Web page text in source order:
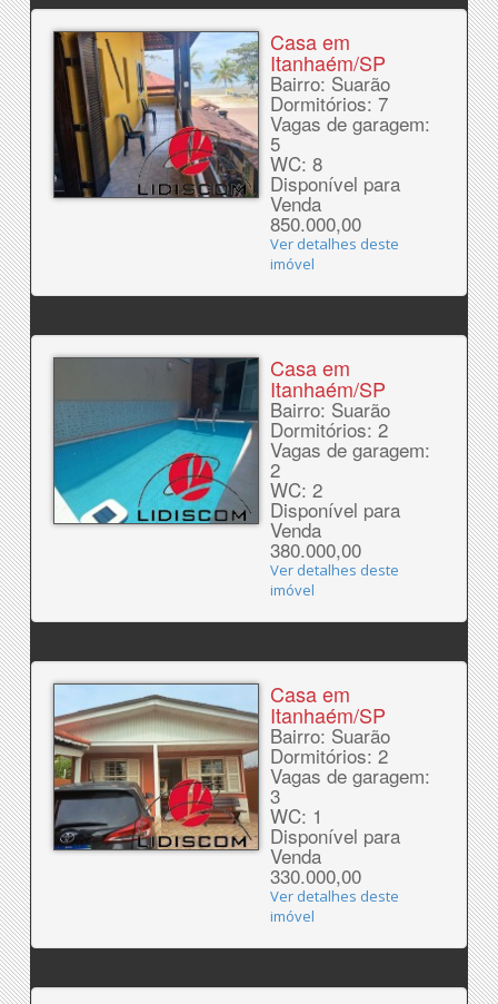
Casa em
Itanhaém/SP
Bairro: Suarão
Dormitórios: 7
Vagas de garagem:
5
WC: 8
Disponível para
Venda
850.000,00
Ver detalhes deste
imóvel
Casa em
Itanhaém/SP
Bairro: Suarão
Dormitórios: 2
Vagas de garagem:
2
WC: 2
Disponível para
Venda
380.000,00
Ver detalhes deste
imóvel
Casa em
Itanhaém/SP
Bairro: Suarão
Dormitórios: 2
Vagas de garagem:
3
WC: 1
Disponível para
Venda
330.000,00
Ver detalhes deste
imóvel